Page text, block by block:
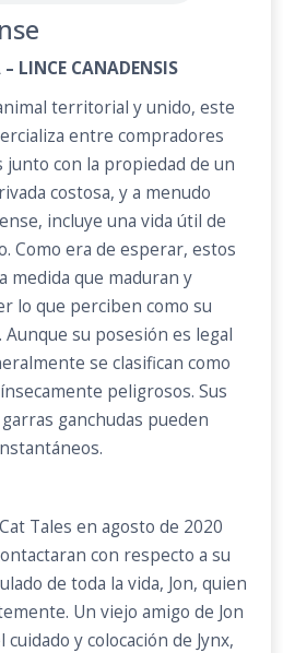
LINCE CANADENSIS
territorial y unido, este
entre compradores
junto con la propiedad de un
costosa, y a menudo
incluye una vida útil de
Como era de esperar, estos
medida que maduran y
lo que perciben como su
su posesión es legal
se clasifican como
peligrosos. Sus
ganchudas pueden
Tales en agosto de 2020
con respecto a su
de toda la vida, Jon, quien
Un viejo amigo de Jon
y colocación de Jynx,